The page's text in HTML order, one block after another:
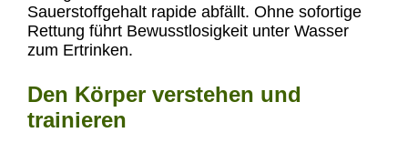
Sauerstoffgehalt rapide abfällt. Ohne sofortige
Rettung führt Bewusstlosigkeit unter Wasser
zum Ertrinken.
Den Körper verstehen und
trainieren